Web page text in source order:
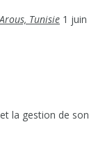
Tunisie 1 juin
la gestion de son